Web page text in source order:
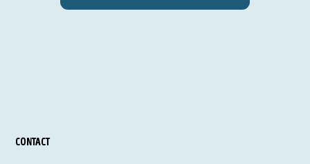
Contact